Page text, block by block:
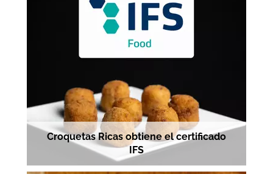
Croquetas Ricas obtiene el certificado
IFS